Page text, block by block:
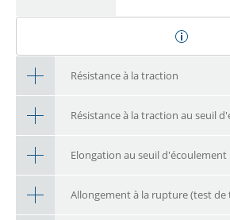
Résistance à la traction
Résistance à la traction au seuil
Elongation au seuil d'écoulement
Allongement à la rupture (test